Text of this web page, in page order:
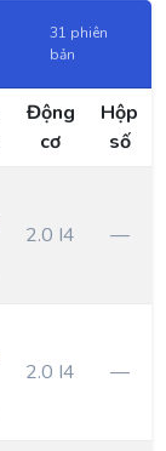
31 phiên
bản
Động
cơ
Hộp
số
2.0 I4 —
2.0 I4 —